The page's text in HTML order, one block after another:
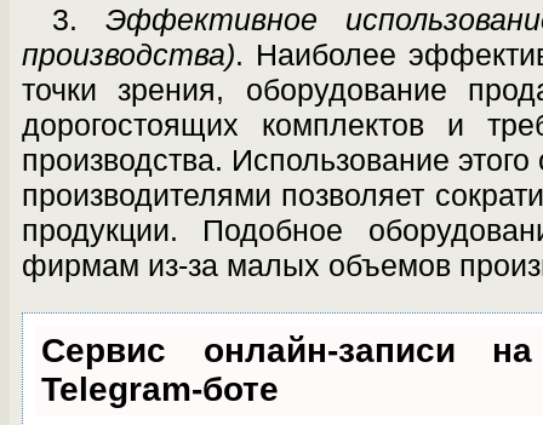
3. Эффективное
производст­ва). Наиболее
точки зрения, оборудование
дорогостоящих ком­плектов и
производства. Использова­ние
производителями позволяет
продукции. Подобное
фирмам из-за малых объемов
Сервис онлайн-записи
Telegram-боте